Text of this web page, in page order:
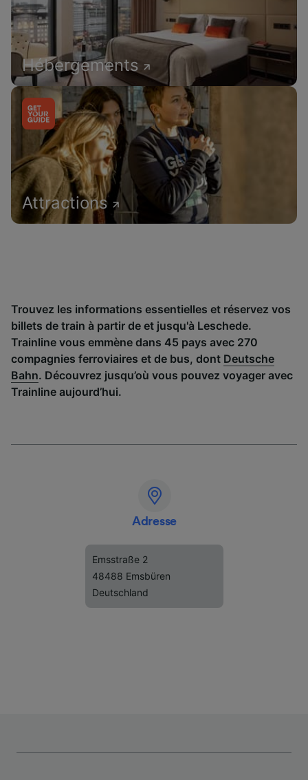
Hébergements
Attractions
Trouvez les informations essentielles et réservez vos
billets de train à partir de et jusqu'à Leschede.
Trainline vous emmène dans 45 pays avec 270
compagnies ferroviaires et de bus, dont Deutsche
Bahn. Découvrez jusqu’où vous pouvez voyager avec
Trainline aujourd’hui.
Adresse
Emsstraße 2
48488 Emsbüren
Deutschland